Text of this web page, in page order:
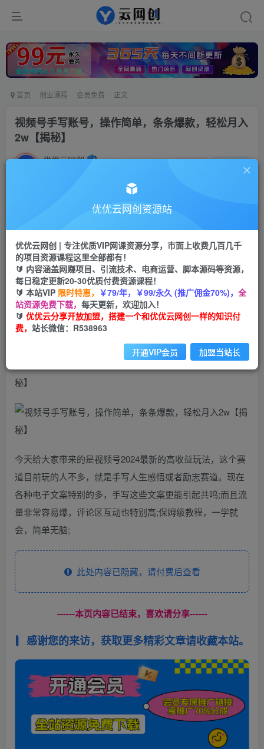
首页 创业课程 会员免费 正文
视频号手写账号，操作简单，条条爆款，轻松月入
2w【揭秘】
优优云网创 私信
云币 9.9 云币99
会员免费
立即购买
您当前未登录！建议登陆后购买，可保存购买订单
视频号手写账号，操作简单，条条爆款，轻松月入2w【揭
秘】
今天给大家带来的是视频号2024最新的高收益玩法，这个赛
道目前玩的人不多，就是手写人生感悟或者励志赛道。现在
各种电子文案特别的多，手写这些文案更能引起共鸣;而且流
量非常容易爆，评论区互动也特别高;保姆级教程，一学就
会，简单无脑;
此处内容已隐藏，请付费后查看
------本页内容已结束，喜欢请分享------
感谢您的来访，获取更多精彩文章请收藏本站。
优优云网创资源站
优优云网创 | 专注优质VIP网课资源分享，市面上收费几百几千
的项目资源课程这里全部都有！
🔰 内容涵盖网赚项目、引流技术、电商运营、脚本源码等资源，
每日稳定更新20-30优质付费资源课程！
🔰 本站VIP 限时特惠， ￥79/年，￥99/永久 (推广佣金70%)， 全
站资源免费下载， 每天更新，欢迎加入！
🔰 优优云分享开放加盟，搭建一个和优优云网创一样的知识付
费， 站长微信：R538963
开通VIP会员 加盟当站长